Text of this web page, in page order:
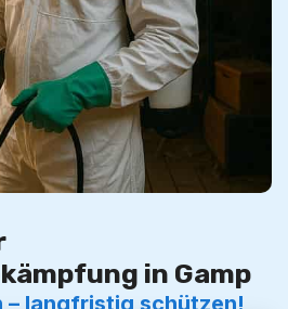
in Gamp
– langfristig schützen!